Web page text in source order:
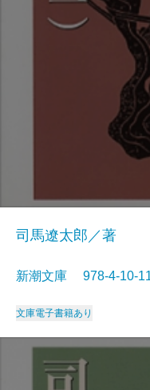
司馬遼太郎／著
新潮文庫 978-4-10-
文庫電子書籍あり